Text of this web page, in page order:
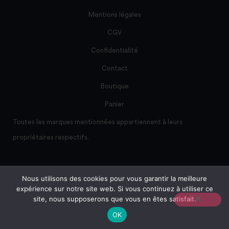
Mentions légales
CGV
Confidentialité
Contact
Boutique
Panier
Toutes les marques mentionnées appartiennent à leurs
propriétaires respectifs.
Site créé et maintenu par AD/sum
Tous droits réservés © BioSmile Integration
Nous utilisons des cookies pour vous garantir la meilleure
expérience sur notre site web. Si vous continuez à utiliser ce
site, nous supposerons que vous en êtes satisfait.
OK